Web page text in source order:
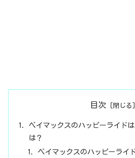
目次
ベイマックスのハッピーライド
は？
ベイマックスのハッピーライ